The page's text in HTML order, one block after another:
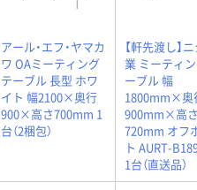
アール・エフ・ヤマカ
ワ OAミーティング
テーブル 長型 ホワ
イト 幅2100×奥行
900×高さ700mm 1
台（2梱包）
【軒先渡し】
業 ミーティ
ーブル 幅
1800mm×奥
900mm×高
720mm オフ
ト AURT-
1台（直送品）